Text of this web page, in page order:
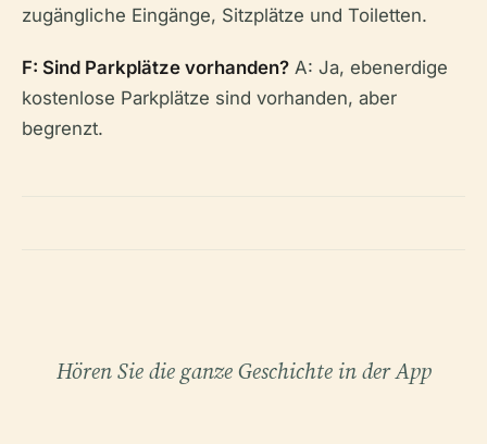
zugängliche Eingänge, Sitzplätze und Toiletten.
F: Sind Parkplätze vorhanden? A: Ja, ebenerdige
kostenlose Parkplätze sind vorhanden, aber
begrenzt.
Hören Sie die ganze Geschichte in der App